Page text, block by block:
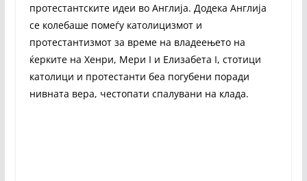
протестантските идеи во Англија. Додека Англија
се колебаше помеѓу католицизмот и
протестантизмот за време на владеењето на
ќерките на Хенри, Мери I и Елизабета I, стотици
католици и протестанти беа погубени поради
нивната вера, честопати спалувани на клада.